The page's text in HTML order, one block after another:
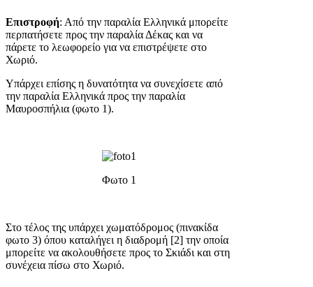
Επιστροφή: Από την παραλία Ελληνικά μπορείτε
περπατήσετε προς την παραλία Δέκας και να
πάρετε το λεωφορείο για να επιστρέψετε στο
Χωριό.
Υπάρχει επίσης η δυνατότητα να συνεχίσετε από
την παραλία Ελληνικά προς την παραλία
Μαυροσπήλια (φωτο 1).
Φωτο 1
Στο τέλος της υπάρχει χωματόδρομος (πινακίδα
φωτο 3) όπου καταλήγει η διαδρομή [2] την οποία
μπορείτε να ακολουθήσετε προς το Σκιάδι και στη
συνέχεια πίσω στο Χωριό.